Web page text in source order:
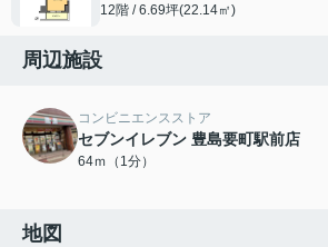
12階 / 6.69坪(22.14㎡)
周辺施設
コンビニエンスストア
セブンイレブン 豊島要町駅前店
64ｍ（1分）
地図